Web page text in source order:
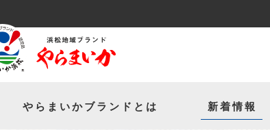
やらまいかブランドとは 新着情報